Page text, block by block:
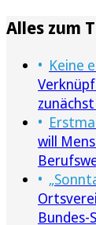
Alles zum
Keine
will
Bundes-